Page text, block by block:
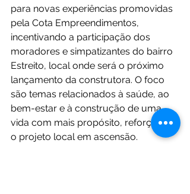
para novas experiências promovidas
pela Cota Empreendimentos,
incentivando a participação dos
moradores e simpatizantes do bairro
Estreito, local onde será o próximo
lançamento da construtora. O foco
são temas relacionados à saúde, ao
bem-estar e à construção de uma
vida com mais propósito, reforçando
o projeto local em ascensão.